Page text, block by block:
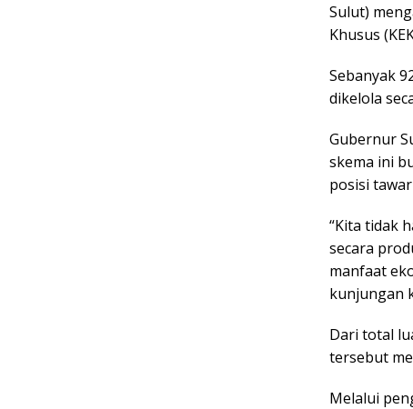
Sulut)
Khusus
Sebanyak
dikelola
Gubernur
skema ini
posisi
“Kita tidak
secara
manfaat
kunjungan
Dari total
tersebut
Melalui